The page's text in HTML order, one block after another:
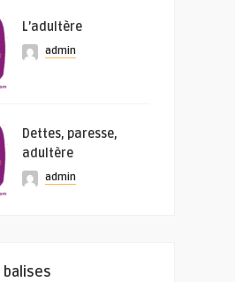
L’adultère
admin
Dettes, paresse,
adultère
admin